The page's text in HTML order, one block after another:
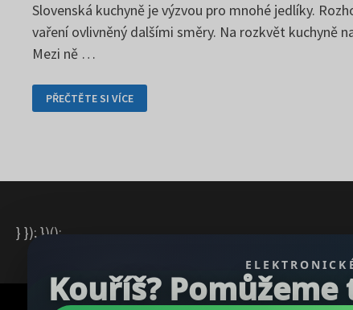
Slovenská kuchyně je výzvou pro mnohé jedlíky.
vaření ovlivněný dalšími směry. Na rozkvět kuchyně
Mezi ně …
SLOVENSKÁ
KUCHYNĚ
SI
PŘEČTĚTE SI VÍCE
Kouříš?
} }); })();